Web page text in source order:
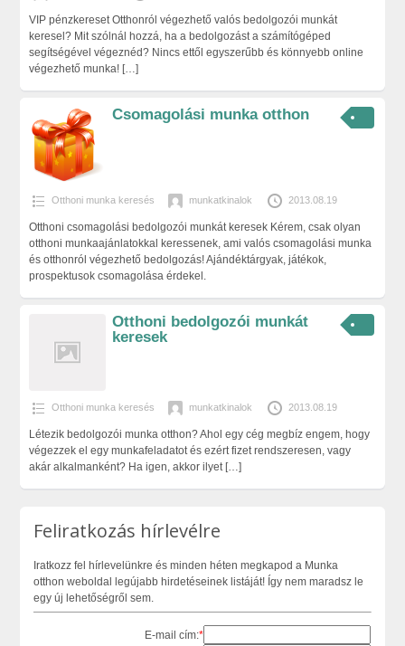
VIP pénzkereset Otthonról végezhető valós bedolgozói munkát
keresel? Mit szólnál hozzá, ha a bedolgozást a számítógéped
segítségével végeznéd? Nincs ettől egyszerűbb és könnyebb online
végezhető munka! […]
Csomagolási munka otthon
Otthoni munka keresés munkatkinalok 2013.08.19
Otthoni csomagolási bedolgozói munkát keresek Kérem, csak olyan
otthoni munkaajánlatokkal keressenek, ami valós csomagolási munka
és otthonról végezhető bedolgozás! Ajándéktárgyak, játékok,
prospektusok csomagolása érdekel.
Otthoni bedolgozói munkát
keresek
Otthoni munka keresés munkatkinalok 2013.08.19
Létezik bedolgozói munka otthon? Ahol egy cég megbíz engem, hogy
végezzek el egy munkafeladatot és ezért fizet rendszeresen, vagy
akár alkalmanként? Ha igen, akkor ilyet […]
Feliratkozás hírlevélre
Iratkozz fel hírlevelünkre és minden héten megkapod a Munka
otthon weboldal legújabb hirdetéseinek listáját! Így nem maradsz le
egy új lehetőségről sem.
E-mail cím:*